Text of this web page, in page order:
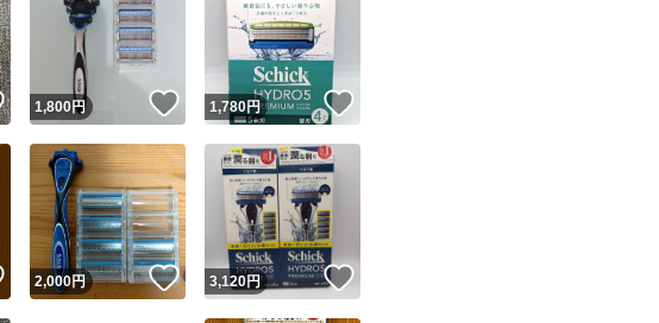
※このバッジは実績に基づく表示であり、発送を保証しているものではありません
スピード＆安心発送
このユーザーは高頻度で24時間以内＆設定した発送日数内に発送してい
ます
スピード発送 このユーザーは高頻度で24時間以内に発送しています
安心発送 このユーザーは設定した発送日数内に発送しています
いいね！
1,800円 いいね！
1,780円
いいね！
2,000円 いいね！
3,120円